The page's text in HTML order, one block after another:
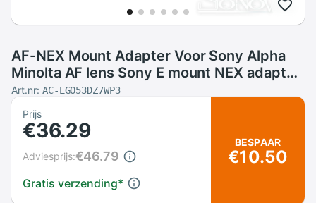
AF-NEX Mount Adapter Voor Sony Alpha
Minolta AF lens Sony E mount NEX adapter
A7 A7R NEX-5T NEX7 A5000 A6000
A6300 A6500 A3500
Art.nr: AC-EGO53DZ7WP3
Prijs
€36.29
Gratis verzending*
Adviesprijs:€46.79
BESPAAR
€10.50